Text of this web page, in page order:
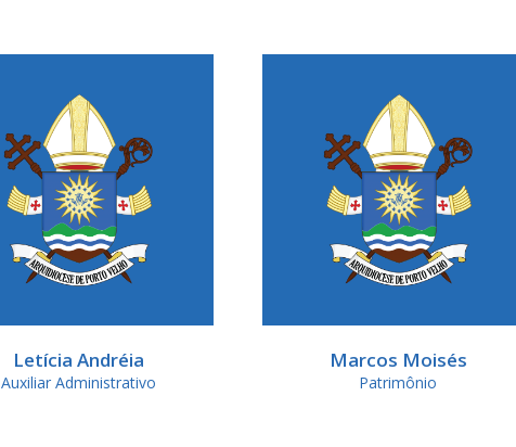
Letícia Andréia
Auxiliar Administrativo
Marcos Moisés
Patrimônio